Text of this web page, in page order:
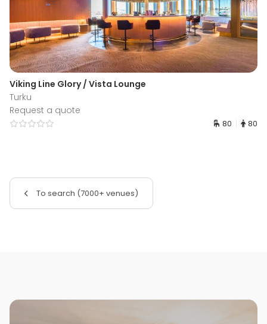
Viking Line Glory / Vista Lounge
Turku
Request a quote
80 80
To search (7000+ venues)